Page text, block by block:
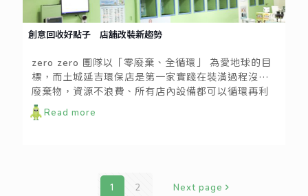
創意回收好點子 店舖改裝新趨勢
zero zero 團隊以「零廢棄、全循環」 為愛地球的目
標，而土城延吉環保店是第一家實踐在裝潢過程沒有
廢棄物，資源不浪費、所有店內設備都可以循環再利
用的示範店。未來店裡所有創意回收作法都會運用在
其他門市。
Read more
1 2 Next page